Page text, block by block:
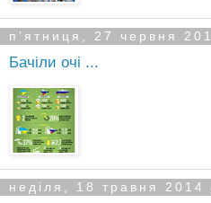
пʼятниця, 27 червня
Бачiли очi ...
неділя, 18 травня 2014